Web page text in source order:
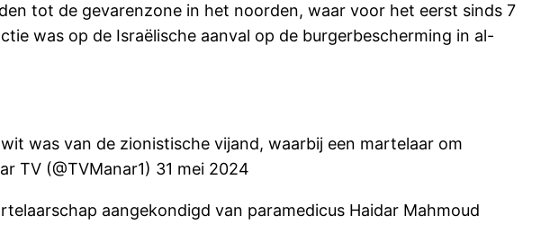
tot de gevarenzone in het noorden, waar voor het eerst sinds 7
was op de Israëlische aanval op de burgerbescherming in al-
was van de zionistische vijand, waarbij een martelaar om
TV (@TVManar1) 31 mei 2024
aangekondigd van paramedicus Haidar Mahmoud